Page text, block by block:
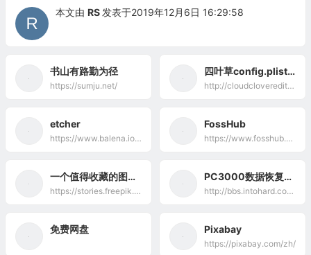
本文由 RS 发表于2019年12月6日 16:29:58
书山有路勤为径
https://sumju.net/
四叶草config.plist在线编辑工具
http://cloudclovereditor.altervista.org/cce/editor.php
etcher
https://www.balena.io/etcher/
FossHub
https://www.fosshub.com/
一个值得收藏的图库网站
https://stories.freepik.com/
PC3000数据恢复软件下载地址及激活网址
http://bbs.intohard.com/thread-353529-1-1.html
免费网盘 Pixabay
https://pixabay.com/zh/